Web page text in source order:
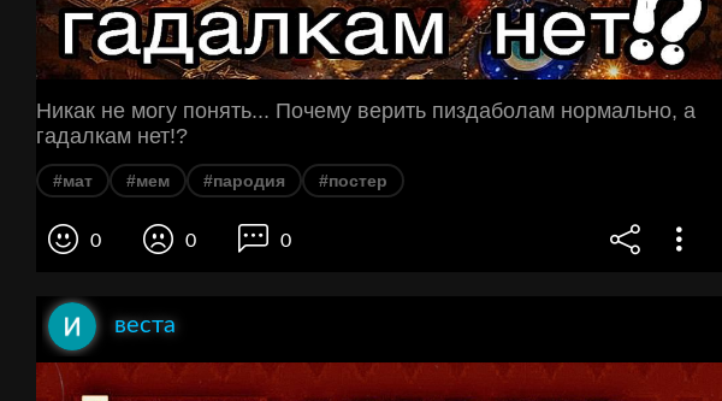
Никак не могу понять... Почему верить пиздаболам нормально, а
гадалкам нет!?
#мат #мем #пародия #постер
0 0 0
веста